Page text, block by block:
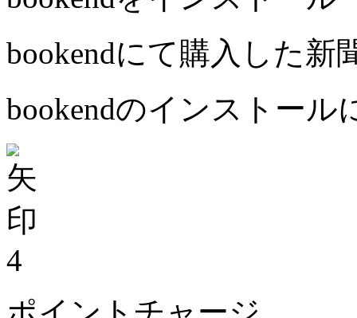
bookendにて購入した新
bookendのインストール
4